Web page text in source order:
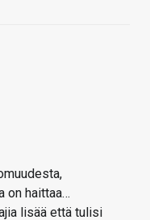
on haittaa…
lisää että tulisi